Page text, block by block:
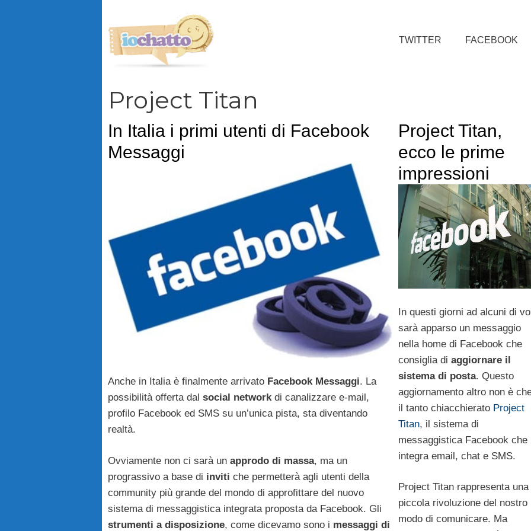
TWITTER FACEBOOK
Project Titan
In Italia i primi utenti di Facebook
Messaggi
Anche in Italia è finalmente arrivato Facebook Messaggi. La
possibilità offerta dal social networkdi canalizzare e-mail,
profilo Facebook ed SMS su un’unica pista, sta diventando
realtà.
Ovviamente non ci sarà un approdo di massa, ma un
prograssivo a base di inviti che permetterà agli utenti della
community più grande del mondo di approfittare del nuovo
sistema di messaggistica integrata proposta da Facebook. Gli
strumenti a disposizione, come dicevamo sono i messaggi di
Project Titan,
ecco le prime
impressioni
In questi giorni ad alcuni di
sarà apparso un messaggio
nella home di Facebook che
consiglia di aggiornare il
sistema di posta. Questo
aggiornamento altro non è
il tanto chiacchierato Project
Titan, il sistema di
messaggistica Facebook che
integra email, chat e SMS.
Project Titan rappresenta una
piccola rivoluzione del nostro
modo di comunicare. Ma